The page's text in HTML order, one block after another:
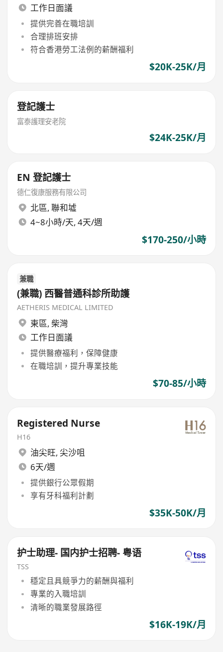
工作日面議
提供完善在職培訓
合理排班安排
符合香港勞工法例的薪酬福利
$20K-25K/月
登記護士
富泰護理安老院
$24K-25K/月
EN 登記護士
德仁復康服務有限公司
北區, 聯和墟
4~8小時/天, 4天/週
$170-250/小時
兼職
(兼職) 西醫普通科診所助護
AETHERIS MEDICAL LIMITED
東區, 柴灣
工作日面議
提供醫療福利，保障健康
在職培訓，提升專業技能
$70-85/小時
Registered Nurse
H16
油尖旺, 尖沙咀
6天/週
提供銀行公眾假期
享有牙科福利計劃
$35K-50K/月
护士助理- 国内护士招聘- 粤语
TSS
穩定且具競爭力的薪酬與福利
專業的入職培訓
清晰的職業發展路徑
$16K-19K/月